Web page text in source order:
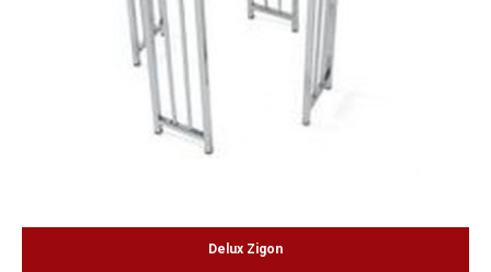
Delux Zigon